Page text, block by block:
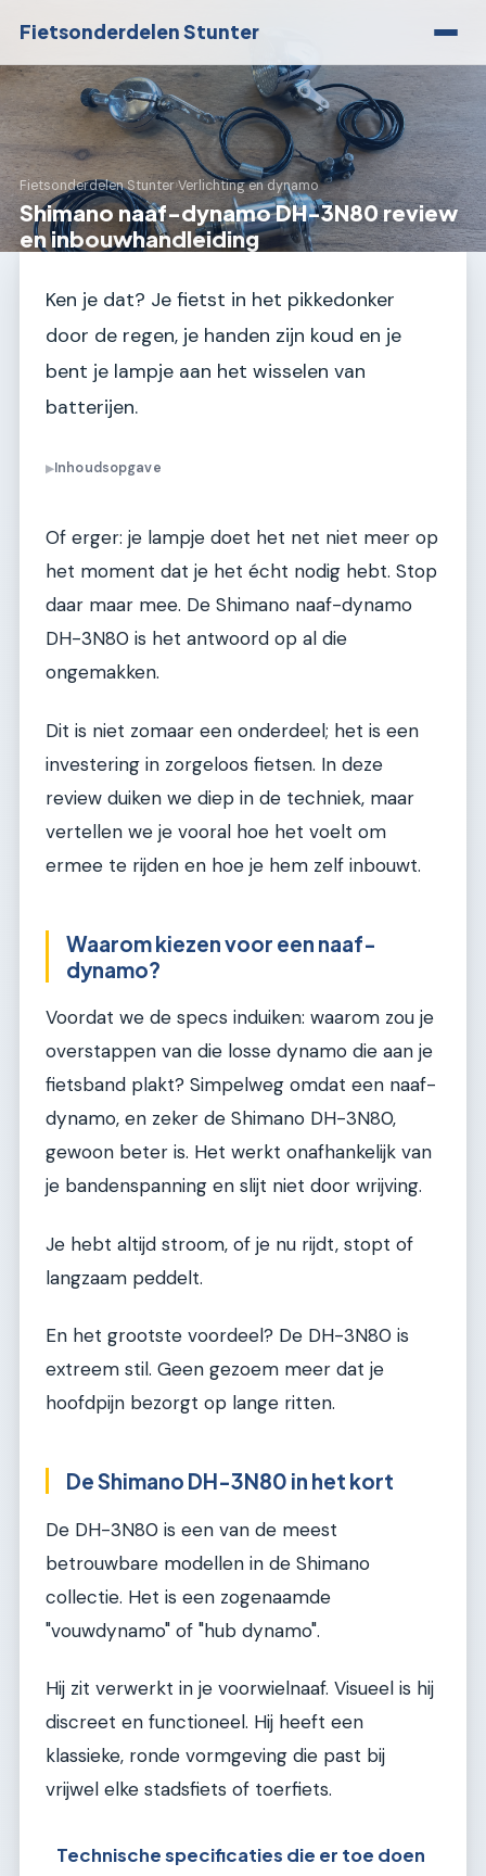
Fietsonderdelen Stunter
Fietsonderdelen Stunter›Verlichting en dynamo
Shimano naaf-dynamo DH-3N80 review
en inbouwhandleiding
Ken je dat? Je fietst in het pikkedonker
door de regen, je handen zijn koud en je
bent je lampje aan het wisselen van
batterijen.
▶Inhoudsopgave
Of erger: je lampje doet het net niet meer op
het moment dat je het écht nodig hebt. Stop
daar maar mee. De Shimano naaf-dynamo
DH-3N80 is het antwoord op al die
ongemakken.
Dit is niet zomaar een onderdeel; het is een
investering in zorgeloos fietsen. In deze
review duiken we diep in de techniek, maar
vertellen we je vooral hoe het voelt om
ermee te rijden en hoe je hem zelf inbouwt.
Waarom kiezen voor een naaf-
dynamo?
Voordat we de specs induiken: waarom zou je
overstappen van die losse dynamo die aan je
fietsband plakt? Simpelweg omdat een naaf-
dynamo, en zeker de Shimano DH-3N80,
gewoon beter is. Het werkt onafhankelijk van
je bandenspanning en slijt niet door wrijving.
Je hebt altijd stroom, of je nu rijdt, stopt of
langzaam peddelt.
En het grootste voordeel? De DH-3N80 is
extreem stil. Geen gezoem meer dat je
hoofdpijn bezorgt op lange ritten.
De Shimano DH-3N80 in het kort
De DH-3N80 is een van de meest
betrouwbare modellen in de Shimano
collectie. Het is een zogenaamde
"vouwdynamo" of "hub dynamo".
Hij zit verwerkt in je voorwielnaaf. Visueel is hij
discreet en functioneel. Hij heeft een
klassieke, ronde vormgeving die past bij
vrijwel elke stadsfiets of toerfiets.
Technische specificaties die er toe doen